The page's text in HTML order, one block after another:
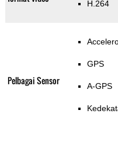
H.264
Pelbagai Sensor
GPS
A-GPS